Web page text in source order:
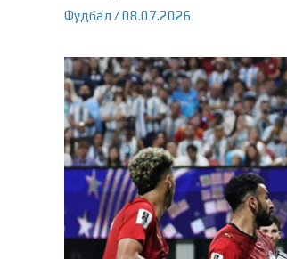
Фудбал /08.07.2026